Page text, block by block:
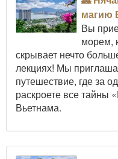
магию
Вы
морем,
скрывает нечто
лекциях! Мы
путешествие, где за
раскроете все
Вьетнама.